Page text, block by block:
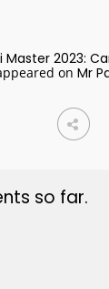
Master 2023:
on Mr
so far.